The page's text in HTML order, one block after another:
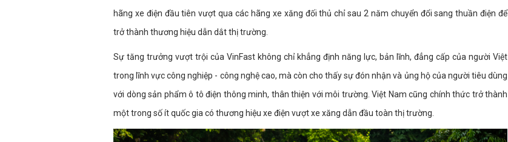
hãng xe điện đầu tiên vượt qua các hãng xe xăng đối thủ chỉ sau 2 năm chuyển đổi sang thuần điện để
trở thành thương hiệu dẫn dắt thị trường.
Sự tăng trưởng vượt trội của VinFast không chỉ khẳng định năng lực, bản lĩnh, đẳng cấp của người Việt
trong lĩnh vực công nghiệp - công nghệ cao, mà còn cho thấy sự đón nhận và ủng hộ của người tiêu dùng
với dòng sản phẩm ô tô điện thông minh, thân thiện với môi trường. Việt Nam cũng chính thức trở thành
một trong số ít quốc gia có thương hiệu xe điện vượt xe xăng dẫn đầu toàn thị trường.